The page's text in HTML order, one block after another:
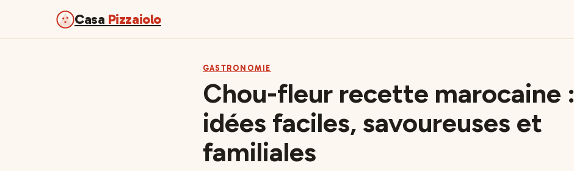
Casa Pizzaiolo
GASTRONOMIE
Chou-fleur recette marocaine :
idées faciles, savoureuses et
familiales